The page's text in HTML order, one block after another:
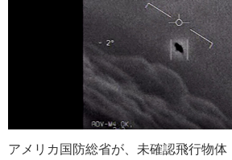
アメリカ国防総省が、未確認飛行物体